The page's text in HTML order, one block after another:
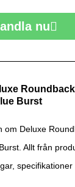
nu
Burst
om Deluxe
Allt från
specifikationer